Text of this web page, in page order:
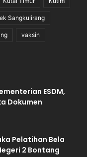
Sangkulirang
vaksin
ESDM,
Dokumen
Pelatihan Bela
2 Bontang